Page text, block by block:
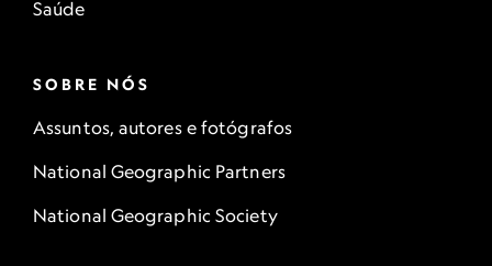
Saúde
SOBRE NÓS
Assuntos, autores e fotógrafos
National Geographic Partners
National Geographic Society